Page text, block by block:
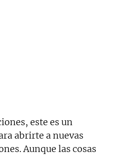
este es un
abrirte a nuevas
Aunque las cosas